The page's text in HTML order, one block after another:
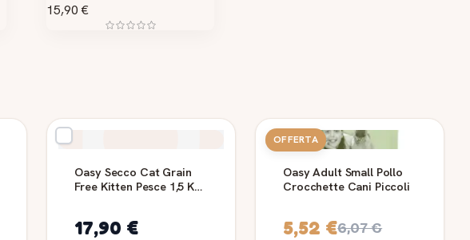
15,90 €
Oasy Secco Cat Grain
Free Kitten Pesce 1,5 Kg
17,90 €
OFFERTA
Oasy Adult Small Pollo
Crocchette Cani Piccoli
5,52 €6,07 €